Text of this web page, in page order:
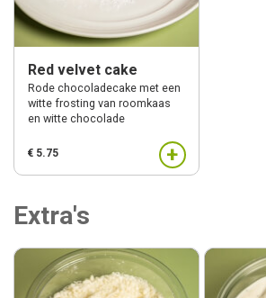
Red velvet cake
Rode chocoladecake met een
witte frosting van roomkaas
en witte chocolade
€ 5.75 +
Extra's